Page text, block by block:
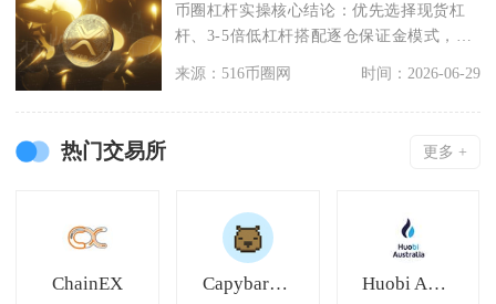
币圈杠杆实操核心结论：优先选择现货杠
杆、3-5倍低杠杆搭配逐仓保证金模式，按
来源：516币圈网 时间：2026-06-29
热门交易所 更多 +
ChainEX CapybaraDEX Huobi Australia